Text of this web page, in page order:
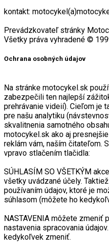
kontakt:
Prevádzkovateľ stránky
Všetky práva vyhradené ©
Ochrana osobných údajov
Na stránke motocykel.sk
zabezpečili ten najlepší
prehrávanie videií). Cieľom je
pre našu analytiku
skvalitnenia samotného
motocykel.sk ako aj
reklám vám, naším čitateľom.
vpravo stlačením tlačidla:
SÚHLASÍM SO VŠETKÝM
všetky uvádzané účely.
používaním údajov, ktoré je
súhlasom (môžete ho
NASTAVENIA môžete zmeniť
nastavenia spracovania
kedykoľvek zmeniť.